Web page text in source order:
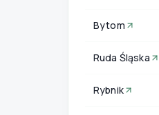
Bytom
Ruda Śląska
Rybnik